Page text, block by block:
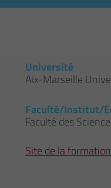
Université
Aix-Marseille
Faculté/Institut/
Faculté des
Site de la formation